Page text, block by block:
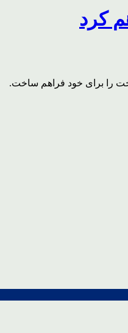
کرد
را برای خود فراهم ساخت.